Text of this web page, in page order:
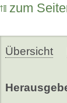
zum
Übersicht